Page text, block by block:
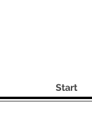
Start